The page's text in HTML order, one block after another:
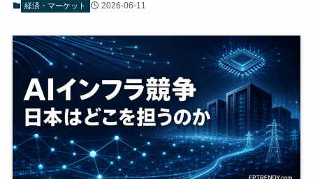
経済・マーケット 2026-06-11